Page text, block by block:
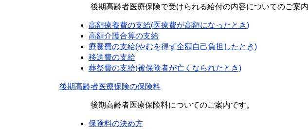
後期高齢者医療保険で受けられる給付の内容についてのご案内
高額療養費の支給(医療費が高額になったとき)
高額介護合算の支給
療養費の支給(やむを得ず全額自己負担したとき)
移送費の支給
葬祭費の支給(被保険者が亡くなられたとき)
後期高齢者医療保険の保険料
後期高齢者医療保険料についてのご案内です。
保険料の決め方